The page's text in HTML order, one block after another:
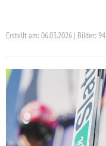
Erstellt am: 06.03.2026 | Bilder: 94